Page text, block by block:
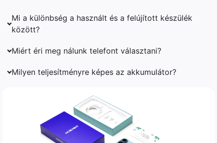
Mi a különbség a használt és a felújított készülék
között?
Miért éri meg nálunk telefont választani?
Milyen teljesítményre képes az akkumulátor?